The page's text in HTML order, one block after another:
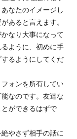
なたのイメージし
あると言えます。
なり大事になって
ように、初めに手
るようにしてくだ
ォンを所有してい
なのです。友達な
ができるはずで
やさず相手の話に